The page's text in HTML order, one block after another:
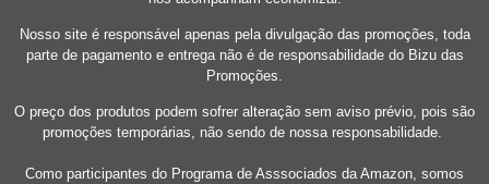
Nosso site é responsável apenas pela divulgação das promoções, toda
parte de pagamento e entrega não é de responsabilidade do Bizu das
Promoções.
O preço dos produtos podem sofrer alteração sem aviso prévio, pois são
promoções temporárias, não sendo de nossa responsabilidade.
Como participantes do Programa de Asssociados da Amazon, somos